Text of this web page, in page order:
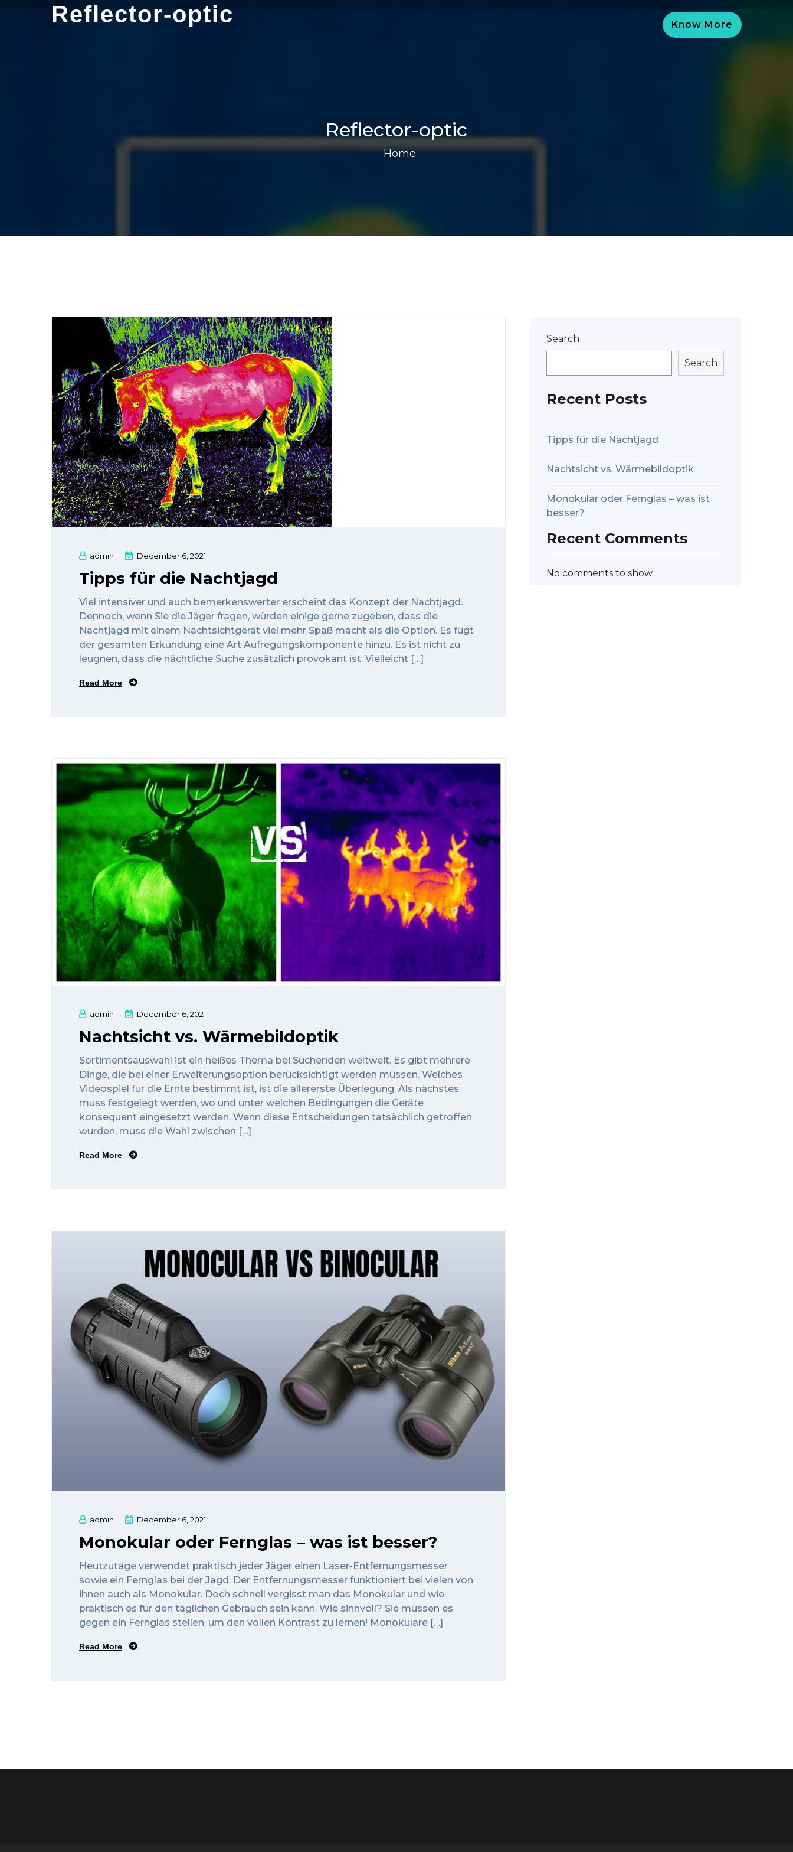
Reflector-optic Know More
Reflector-optic
Home
admin December 6, 2021
Tipps für die Nachtjagd
Viel intensiver und auch bemerkenswerter erscheint das Konzept der Nachtjagd.
Dennoch, wenn Sie die Jäger fragen, würden einige gerne zugeben, dass die
Nachtjagd mit einem Nachtsichtgerät viel mehr Spaß macht als die Option. Es fügt
der gesamten Erkundung eine Art Aufregungskomponente hinzu. Es ist nicht zu
leugnen, dass die nächtliche Suche zusätzlich provokant ist. Vielleicht […]
Read More
admin December 6, 2021
Nachtsicht vs. Wärmebildoptik
Sortimentsauswahl ist ein heißes Thema bei Suchenden weltweit. Es gibt mehrere
Dinge, die bei einer Erweiterungsoption berücksichtigt werden müssen. Welches
Videospiel für die Ernte bestimmt ist, ist die allererste Überlegung. Als nächstes
muss festgelegt werden, wo und unter welchen Bedingungen die Geräte
konsequent eingesetzt werden. Wenn diese Entscheidungen tatsächlich getroffen
wurden, muss die Wahl zwischen […]
Read More
admin December 6, 2021
Monokular oder Fernglas – was ist besser?
Heutzutage verwendet praktisch jeder Jäger einen Laser-Entfernungsmesser
sowie ein Fernglas bei der Jagd. Der Entfernungsmesser funktioniert bei vielen von
ihnen auch als Monokular. Doch schnell vergisst man das Monokular und wie
praktisch es für den täglichen Gebrauch sein kann. Wie sinnvoll? Sie müssen es
gegen ein Fernglas stellen, um den vollen Kontrast zu lernen! Monokulare […]
Read More
Search
Search
Recent Posts
Tipps für die Nachtjagd
Nachtsicht vs. Wärmebildoptik
Monokular oder Fernglas – was ist
besser?
Recent Comments
No comments to show.